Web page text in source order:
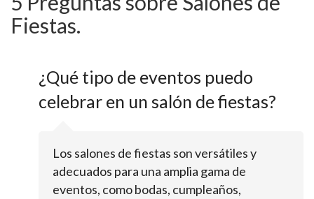
Fiestas.
¿Qué tipo de eventos puedo
celebrar en un salón de fiestas?
Los salones de fiestas son versátiles y
adecuados para una amplia gama de
eventos, como bodas, cumpleaños,